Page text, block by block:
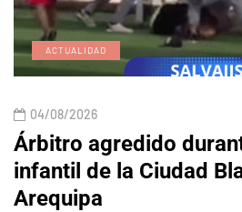
ACTUALIDAD
04/08/2026
Árbitro agredido
infantil de la Ciudad
Arequipa